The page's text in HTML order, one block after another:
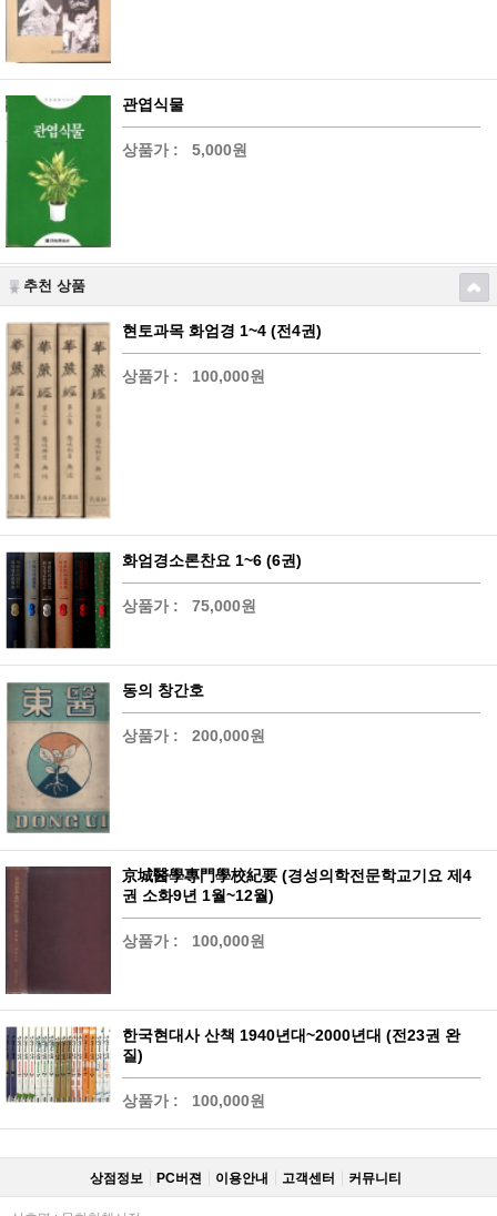
관엽식물
상품가 : 5,000원
추천 상품
현토과목 화엄경 1~4 (전4권)
상품가 : 100,000원
화엄경소론찬요 1~6 (6권)
상품가 : 75,000원
동의 창간호
상품가 : 200,000원
京城醫學專門學校紀要 (경성의학전문학교기요 제4
권 소화9년 1월~12월)
상품가 : 100,000원
한국현대사 산책 1940년대~2000년대 (전23권 완
질)
상품가 : 100,000원
상점정보 PC버젼 이용안내 고객센터 커뮤니티